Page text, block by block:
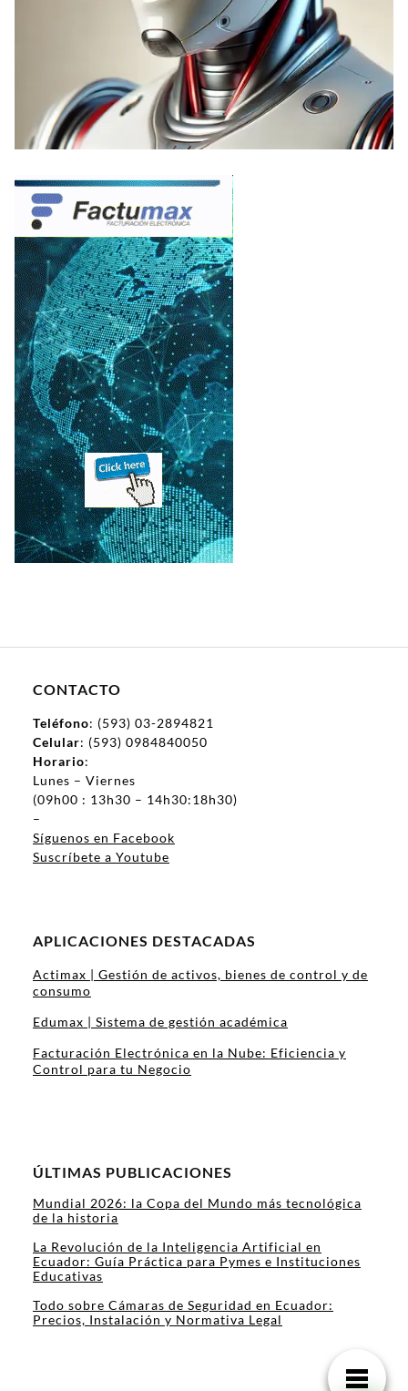
CONTACTO
Teléfono: (593) 03-2894821
Celular: (593) 0984840050
Horario:
Lunes – Viernes
(09h00 : 13h30 – 14h30:18h30)
–
Síguenos en Facebook
Suscríbete a Youtube
APLICACIONES DESTACADAS
Actimax | Gestión de activos, bienes de control y de
consumo
Edumax | Sistema de gestión académica
Facturación Electrónica en la Nube: Eficiencia y
Control para tu Negocio
ÚLTIMAS PUBLICACIONES
Mundial 2026: la Copa del Mundo más tecnológica
de la historia
La Revolución de la Inteligencia Artificial en
Ecuador: Guía Práctica para Pymes e Instituciones
Educativas
Todo sobre Cámaras de Seguridad en Ecuador:
Precios, Instalación y Normativa Legal